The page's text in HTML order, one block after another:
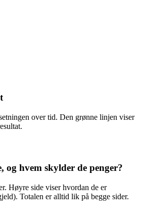
over tid. Den grønne linjen viser
og hvem skylder de penger?
Høyre side viser hvordan de er
Totalen er alltid lik på begge sider.